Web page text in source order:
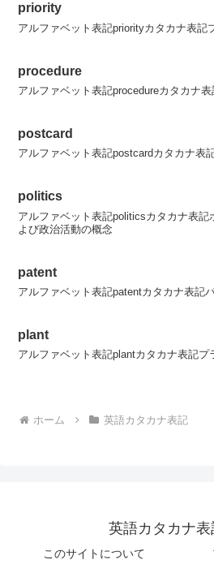
priority
アルファベット表記priorityカタカナ表記
procedure
アルファベット表記procedureカタカナ
postcard
アルファベット表記postcardカタカナ表
politics
アルファベット表記politicsカタカナ表記
よび政治活動の概念
patent
アルファベット表記patentカタカナ表記
plant
アルファベット表記plantカタカナ表記プ
ホーム 英語カタカナ表記
英語カタカナ
このサイトについて